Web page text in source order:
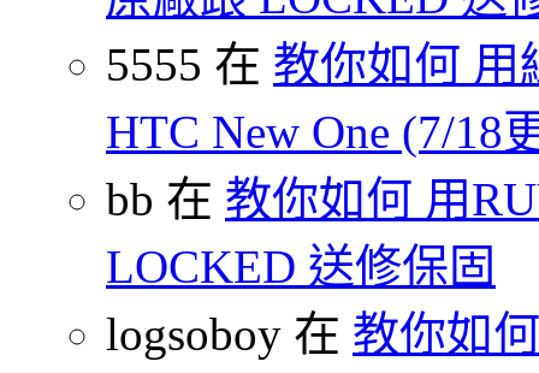
5555 在 教你如何 用
HTC New One (7/18
bb 在 教你如何 用
LOCKED 送修保固
logsoboy 在 教你如